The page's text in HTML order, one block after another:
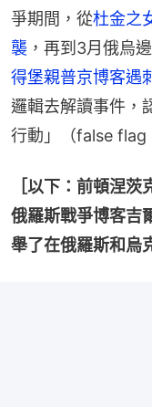
爭期間，從杜金之
襲 ，再到3月俄烏
得堡親普京博客遇
邏輯去解讀事件，
行動」（false flag
［以下：前頓涅
俄羅斯戰爭博客吉
舉了在俄羅斯和烏